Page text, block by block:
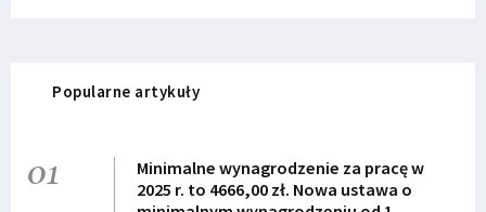
Popularne artykuły
01
Minimalne wynagrodzenie za pracę w
2025 r. to 4666,00 zł. Nowa ustawa o